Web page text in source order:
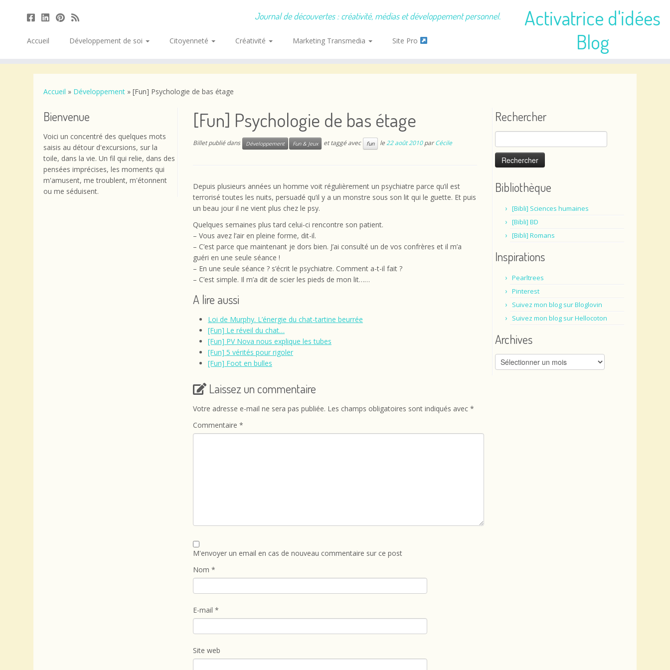
Activatrice d'idées
Blog
Journal de découvertes : créativité, médias et développement personnel.
Accueil Développement de soi Citoyenneté Créativité Marketing Transmedia Site Pro
Accueil » Développement » [Fun] Psychologie de bas étage
Bienvenue
Voici un concentré des quelques mots
saisis au détour d'excursions, sur la
toile, dans la vie. Un fil qui relie, dans des
pensées imprécises, les moments qui
m'amusent, me troublent, m'étonnent
ou me séduisent.
[Fun] Psychologie de bas étage
Billet publié dans Développement Fun & Jeux et taggé avec fun le22 août 2010 parCécile
Depuis plusieurs années un homme voit régulièrement un psychiatre parce qu’il est
terrorisé toutes les nuits, persuadé qu’il y a un monstre sous son lit qui le guette. Et puis
un beau jour il ne vient plus chez le psy.
Quelques semaines plus tard celui-ci rencontre son patient.
– Vous avez l’air en pleine forme, dit-il.
– C’est parce que maintenant je dors bien. J’ai consulté un de vos confrères et il m’a
guéri en une seule séance !
– En une seule séance ? s’écrit le psychiatre. Comment a-t-il fait ?
– C’est simple. Il m’a dit de scier les pieds de mon lit……
A lire aussi
Loi de Murphy. L’énergie du chat-tartine beurrée
[Fun] Le réveil du chat…
[Fun] PV Nova nous explique les tubes
[Fun] 5 vérités pour rigoler
[Fun] Foot en bulles
Laissez un commentaire
Votre adresse e-mail ne sera pas publiée. Les champs obligatoires sont indiqués avec *
Commentaire *
M'envoyer un email en cas de nouveau commentaire sur ce post
Nom *
E-mail *
Site web
Rechercher
Rechercher :
Bibliothèque
[Bibli] Sciences humaines
[Bibli] BD
[Bibli] Romans
Inspirations
Pearltrees
Pinterest
Suivez mon blog sur Bloglovin
Suivez mon blog sur Hellocoton
Archives
Archives